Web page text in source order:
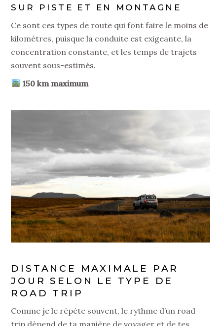
SUR PISTE ET EN MONTAGNE
Ce sont ces types de route qui font faire le moins de
kilomètres, puisque la conduite est exigeante, la
concentration constante, et les temps de trajets
souvent sous-estimés.
150 km maximum
DISTANCE MAXIMALE PAR
JOUR SELON LE TYPE DE
ROAD TRIP
Comme je le répète souvent, le rythme d’un road